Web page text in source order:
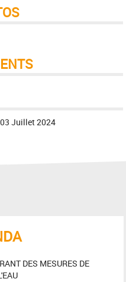
Juillet 2024
DES MESURES DE